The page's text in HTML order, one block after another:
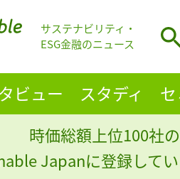
サステナビリティ・
ESG金融のニュース
ビュー スタディ
時価総額上位100社
Japanに登録して